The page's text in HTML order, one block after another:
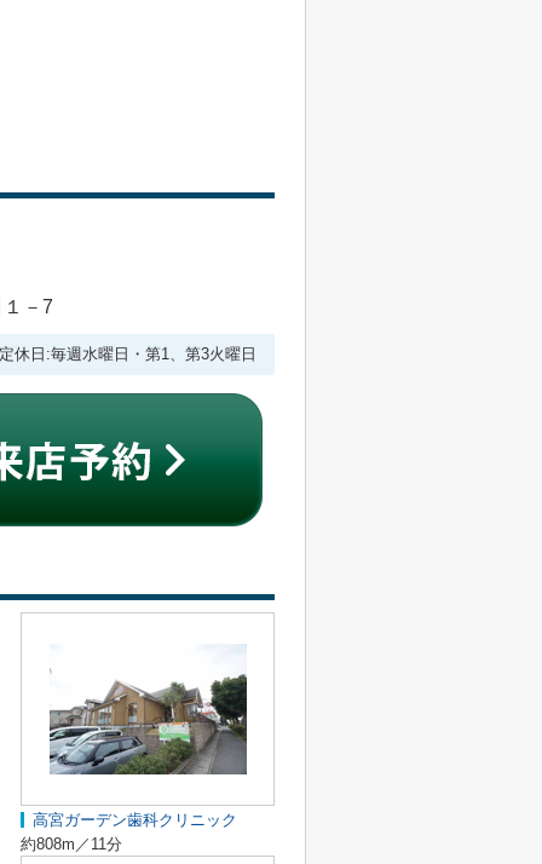
－7
休日:毎週水曜日・第1、第3火曜日
高宮ガーデン歯科クリニック
約808m／11分